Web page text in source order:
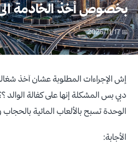
بخصوص أخذ الخادمة
📅 2025/11/17
إش الإجراءات المطلوبة عشان آخذ
دبي بس المشكلة إنها على كفالة الوالد
الوحدة تسبح بالألعاب المائية بالحجاب
الأجابة: